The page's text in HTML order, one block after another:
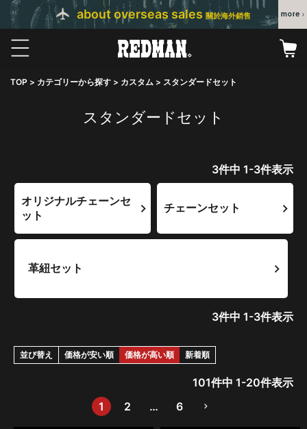
about overseas sales 關於海外銷售
TOP カテゴリーから探す カスタム スタンダードセット
スタンダードセット
3件中 1-3件表示
オリジナルチェーンセ
ット
チェーンセット
革紐セット
3件中 1-3件表示
並び替え 価格が安い順 価格が高い順 新着順
101件中 1-20件表示
1
2 … 6